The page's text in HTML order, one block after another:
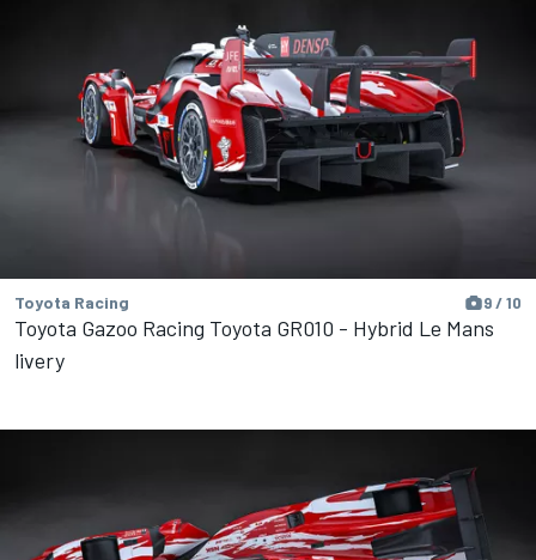
Toyota Racing 9 / 10
Toyota Gazoo Racing Toyota GR010 - Hybrid Le Mans
livery